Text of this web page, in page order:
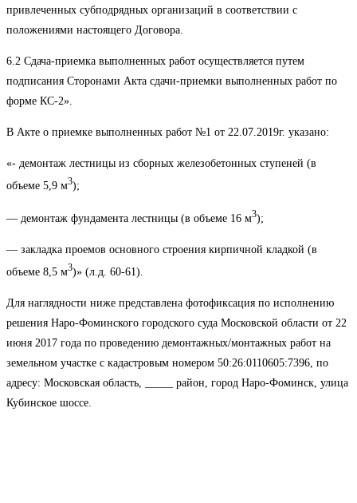
привлеченных субподрядных организаций в соответствии с
положениями настоящего Договора.
6.2 Сдача-приемка выполненных работ осуществляется путем
подписания Сторонами Акта сдачи-приемки выполненных работ по
форме КС-2».
В Акте о приемке выполненных работ №1 от 22.07.2019г. указано:
«- демонтаж лестницы из сборных железобетонных ступеней (в
объеме 5,9 м3);
— демонтаж фундамента лестницы (в объеме 16 м3);
— закладка проемов основного строения кирпичной кладкой (в
объеме 8,5 м3)» (л.д. 60-61).
Для наглядности ниже представлена фотофиксация по исполнению
решения Наро-Фоминского городского суда Московской области от 22
июня 2017 года по проведению демонтажных/монтажных работ на
земельном участке с кадастровым номером 50:26:0110605:7396, по
адресу: Московская область, _____ район, город Наро-Фоминск, улица
Кубинское шоссе.